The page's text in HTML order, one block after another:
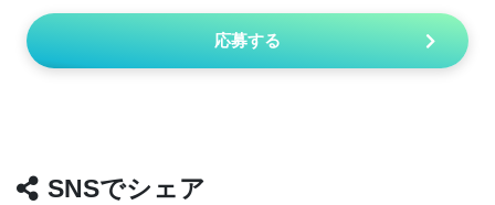
応募する
SNSでシェア